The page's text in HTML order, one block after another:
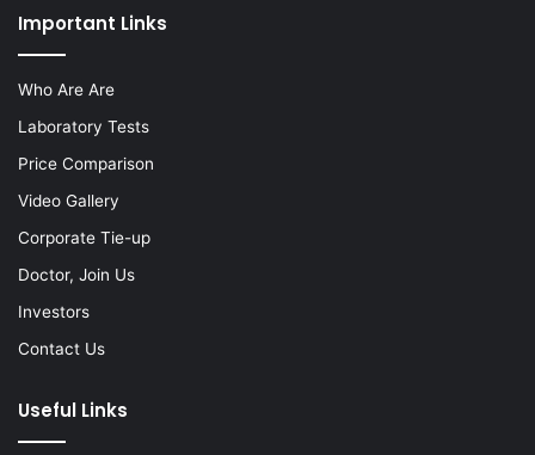
Important Links
Who Are Are
Laboratory Tests
Price Comparison
Video Gallery
Corporate Tie-up
Doctor, Join Us
Investors
Contact Us
Useful Links